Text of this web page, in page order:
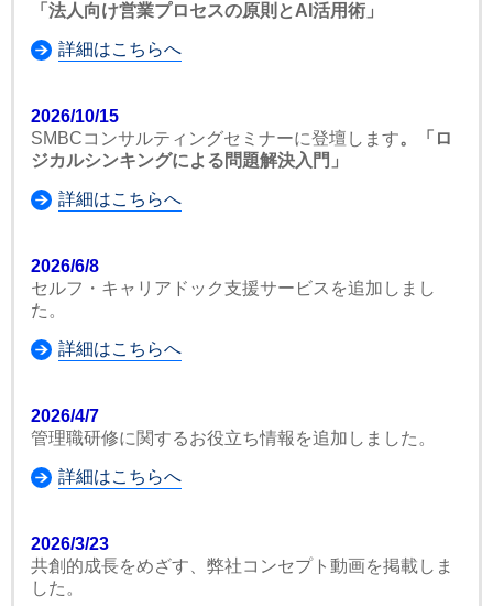
「法人向け営業プロセスの原則とAI活用術」
詳細はこちらへ
2026/10/15
SMBCコンサルティングセミナーに登壇します。「ロ
ジカルシンキングによる問題解決入門」
詳細はこちらへ
2026/6/8
セルフ・キャリアドック支援サービスを追加しまし
た。
詳細はこちらへ
2026/4/7
管理職研修に関するお役立ち情報を追加しました。
詳細はこちらへ
2026/3/23
共創的成長をめざす、弊社コンセプト動画を掲載しま
した。